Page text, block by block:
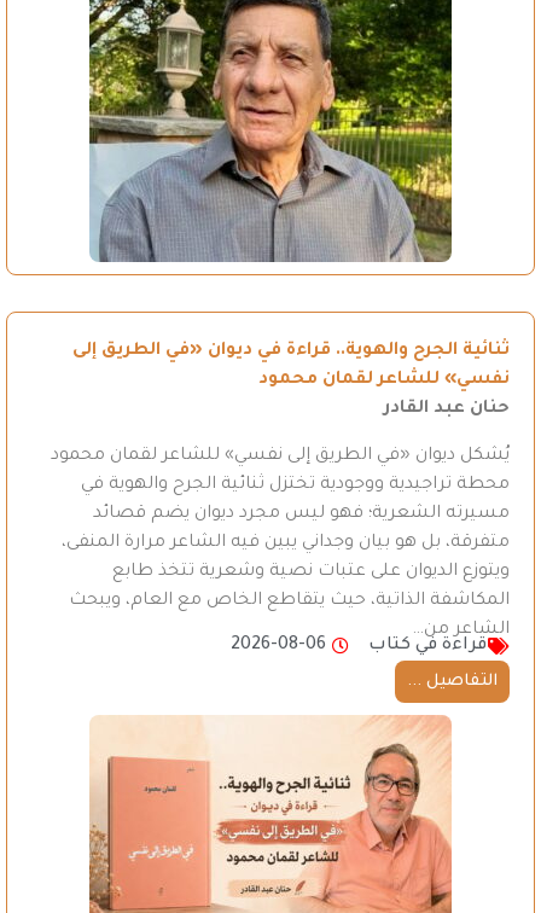
ثنائية الجرح والهوية.. قراءة في ديوان «في الطريق إلى
نفسي» للشاعر لقمان محمود
حنان عبد القادر
يُشكل ديوان «في الطريق إلى نفسي» للشاعر لقمان محمود
محطة تراجيدية ووجودية تختزل ثنائية الجرح والهوية في
مسيرته الشعرية؛ فهو ليس مجرد ديوان يضم قصائد
متفرقة، بل هو بيان وجداني يبين فيه الشاعر مرارة المنفى،
ويتوزع الديوان على عتبات نصية وشعرية تتخذ طابع
المكاشفة الذاتية، حيث يتقاطع الخاص مع العام، ويبحث
الشاعر من…
قراءة في كتاب
2026-08-06
التفاصيل ...